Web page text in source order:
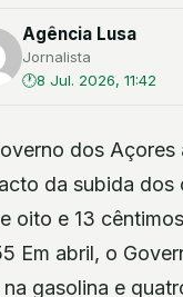
Agência Lusa
Jornalista
8 Jul. 2026, 11:42
dos
da subida dos
oito e 13
Em abril, o
na gasolina e